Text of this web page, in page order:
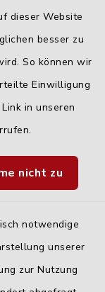
dieser Website
besser zu
So können wir
Einwilligung
in unseren
nicht zu
notwendige
unserer
zur Nutzung